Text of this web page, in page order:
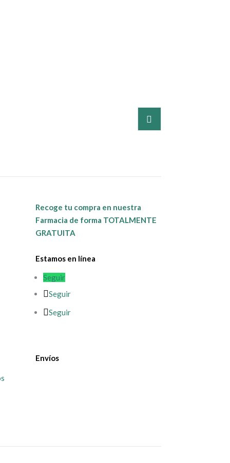
Recoge tu compra en nuestra
Farmacia de forma TOTALMENTE
GRATUITA
Estamos en línea
Seguir
Seguir
Seguir
Envíos